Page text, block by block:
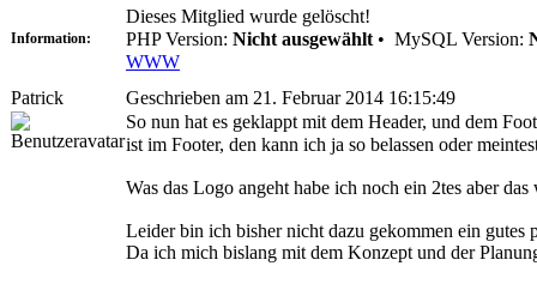
Dieses Mitglied wurde gelöscht!
Information: PHP Version: Nicht ausgewählt • MySQL Version:
WWW
Patrick
Geschrieben am 21. Februar 2014 16:15:49
So nun hat es geklappt mit dem Header, und dem
ist im Footer, den kann ich ja so belassen oder
Was das Logo angeht habe ich noch ein 2tes aber
Leider bin ich bisher nicht dazu gekommen ein gutes
Da ich mich bislang mit dem Konzept und der